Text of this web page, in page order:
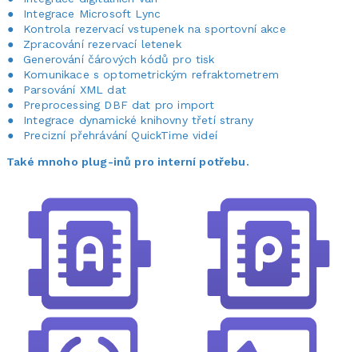
Integrace Microsoft Lync
Kontrola rezervací vstupenek na sportovní akce
Zpracování rezervací letenek
Generování čárových kódů pro tisk
Komunikace s optometrickým refraktometrem
Parsování XML dat
Preprocessing DBF dat pro import
Integrace dynamické knihovny třetí strany
Precizní přehrávání QuickTime videí
Také mnoho plug-inů pro interní potřebu.